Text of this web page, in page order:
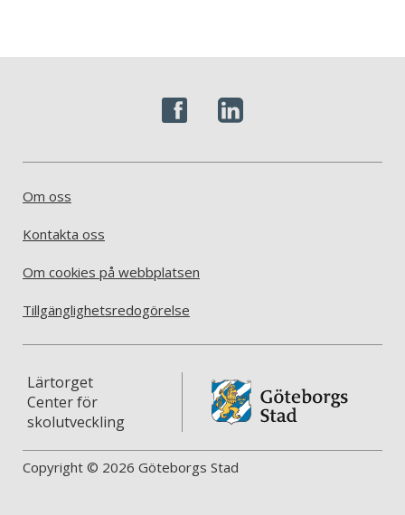
Om oss
Kontakta oss
Om cookies på webbplatsen
Tillgänglighetsredogörelse
Lärtorget
Center för
skolutveckling
Copyright © 2026 Göteborgs Stad